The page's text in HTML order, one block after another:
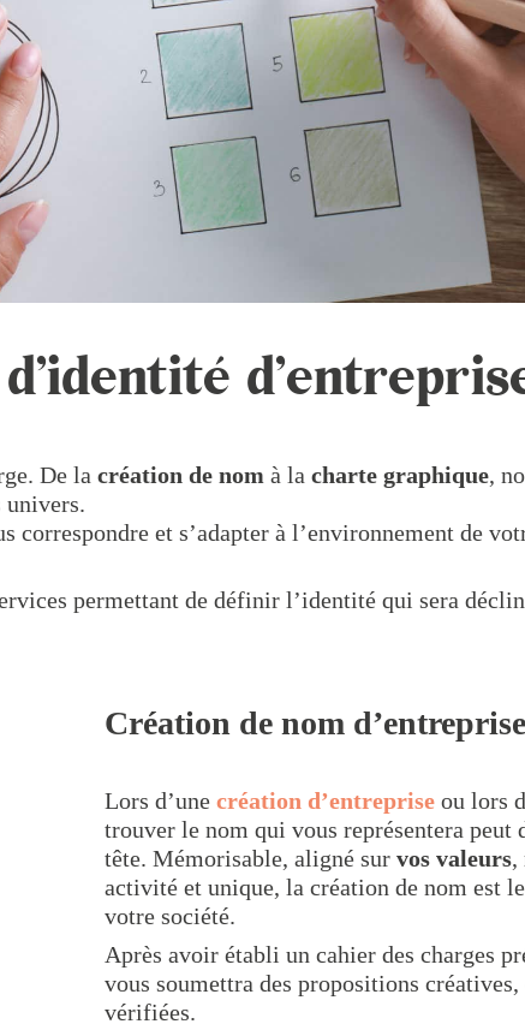
De lacréation de nom à lacharte graphique,
univers.
correspondre et s’adapter à l’environnement de
permettant de définir l’identité qui sera
Création de nom d’entreprise
Lors d’une création d’entrepriseou lors
trouver le nom qui vous représentera peut
tête. Mémorisable, aligné sur vos valeurs,
activité et unique, la création de nom est
votre société.
Après avoir établi un cahier des charges
vous soumettra des propositions
vérifiées.